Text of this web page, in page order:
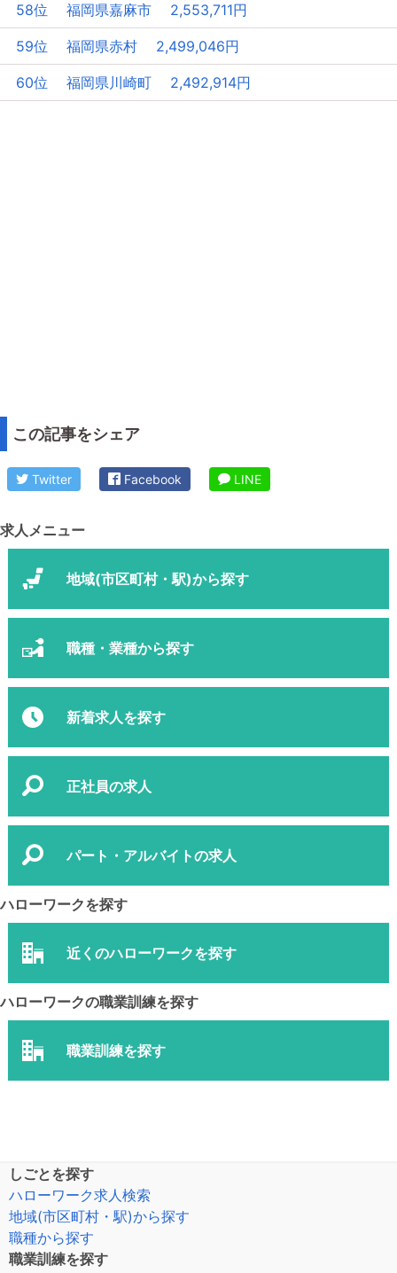
58位 福岡県嘉麻市 2,553,711円
59位 福岡県赤村 2,499,046円
60位 福岡県川崎町 2,492,914円
この記事をシェア
Twitter Facebook LINE
求人メニュー
地域(市区町村・駅)から探す
職種・業種から探す
新着求人を探す
正社員の求人
パート・アルバイトの求人
ハローワークを探す
近くのハローワークを探す
ハローワークの職業訓練を探す
職業訓練を探す
しごとを探す
ハローワーク求人検索
地域(市区町村・駅)から探す
職種から探す
職業訓練を探す